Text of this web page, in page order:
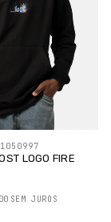
LOGO FIRE
SEM JUROS